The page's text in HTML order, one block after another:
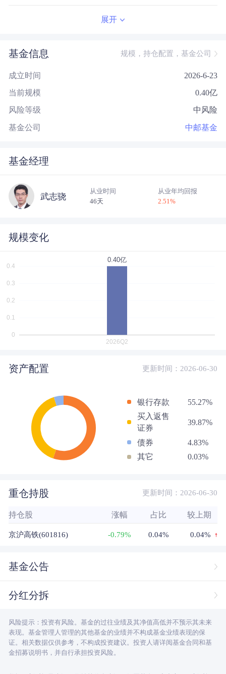
近三年 0.00 % --/--
近五年 --/--
成立以来 --/--
展开
基金信息 规模，持仓配置，基金公司
成立时间 2026-6-23
当前规模 0.40亿
风险等级 中风险
基金公司 中邮基金
基金经理
武志骁
从业时间
46天
从业年均回报
2.51%
规模变化
资产配置 更新时间：2026-06-30
银行存款
55.27%
买入返售
证券
39.87%
债券
4.83%
其它
0.03%
重仓持股 更新时间：2026-06-30
持仓股 涨幅 占比 较上期
京沪高铁(601816) -0.79% 0.04% 0.04%
基金公告
分红分拆
风险提示：投资有风险。基金的过往业绩及其净值高低并不预示其未来
表现。基金管理人管理的其他基金的业绩并不构成基金业绩表现的保
证。相关数据仅供参考，不构成投资建议。投资人请详阅基金合同和基
金招募说明书，并自行承担投资风险。